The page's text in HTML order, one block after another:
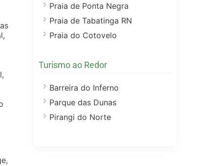
Praia de Ponta Negra
Praia de Tabatinga RN
Praia do Cotovelo
Turismo ao Redor
Barreira do Inferno
Parque das Dunas
Pirangi do Norte